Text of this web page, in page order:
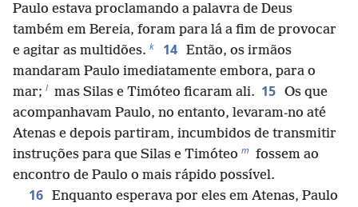
Paulo estava proclamando a palavra de Deus
também em Bereia, foram para lá a fim de provocar
e agitar as multidões. k 14 Então, os irmãos
mandaram Paulo imediatamente embora, para o
mar; l mas Silas e Timóteo ficaram ali. 15 Os que
acompanhavam Paulo, no entanto, levaram-no até
Atenas e depois partiram, incumbidos de transmitir
instruções para que Silas e Timóteo m fossem ao
encontro de Paulo o mais rápido possível.
16 Enquanto esperava por eles em Atenas, Paulo